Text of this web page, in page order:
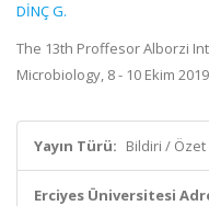
DİNÇ G.
The 13th Proffesor Alborzi
Microbiology, 8 - 10 Ekim
Yayın Türü: Bildiri / Özet
Erciyes Üniversitesi